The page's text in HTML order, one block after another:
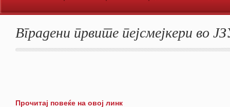
Вградени првите пејсмејкери
Прочитај повеќе на овој линк